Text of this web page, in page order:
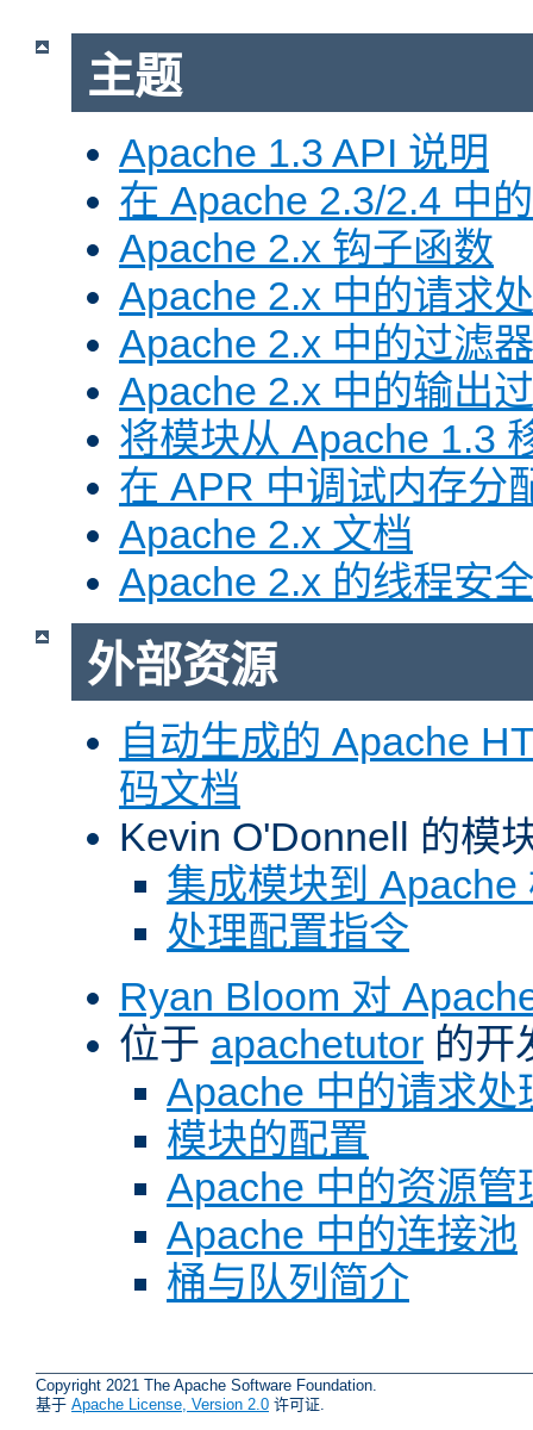
主题
Apache 1.3 API 说明
在 Apache 2.3/2.4 中
Apache 2.x 钩子函数
Apache 2.x 中的请求
Apache 2.x 中的过滤器
Apache 2.x 中的输出
将模块从 Apache 1.3
在 APR 中调试内存分
Apache 2.x 文档
Apache 2.x 的线程安
外部资源
自动生成的 Apache
码文档
Kevin O'Donnell 的模
集成模块到 Apache
处理配置指令
Ryan Bloom 对
位于 apachetutor 的开
Apache 中的请求处
模块的配置
Apache 中的资源管
Apache 中的连接池
桶与队列简介
Copyright 2021 The Apache Software Foundation.
基于 Apache License, Version 2.0 许可证.